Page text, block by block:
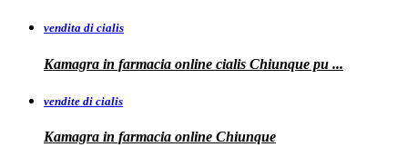
vendita di cialis
Kamagra in farmacia online cialis Chiunque pu ...
vendite di cialis
Kamagra in farmacia online Chiunque